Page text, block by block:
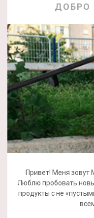
ДОБРО
Привет! Меня зовут
Люблю пробовать
продукты с не